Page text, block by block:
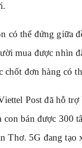
có thể đứng giữa
mua được nhìn
đơn hàng có
Post đã hỗ
bán được 300
Thơ. 5G đang tạo